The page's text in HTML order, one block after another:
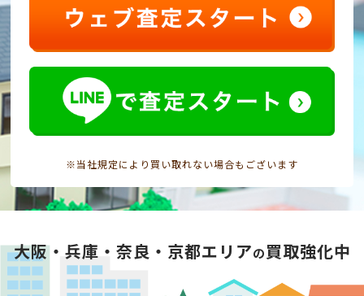
※当社規定により買い取れない場合もございます
大阪・兵庫・奈良・京都エリアの買取強化中